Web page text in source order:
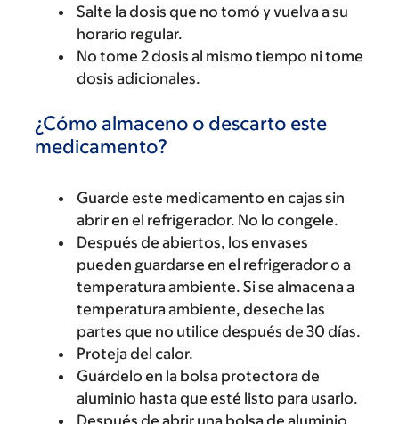
Salte la dosis que no tomó y vuelva a su
horario regular.
No tome 2 dosis al mismo tiempo ni tome
dosis adicionales.
¿Cómo almaceno o descarto este
medicamento?
Guarde este medicamento en cajas sin
abrir en el refrigerador. No lo congele.
Después de abiertos, los envases
pueden guardarse en el refrigerador o a
temperatura ambiente. Si se almacena a
temperatura ambiente, deseche las
partes que no utilice después de 30 días.
Proteja del calor.
Guárdelo en la bolsa protectora de
aluminio hasta que esté listo para usarlo.
Después de abrir una bolsa de aluminio,